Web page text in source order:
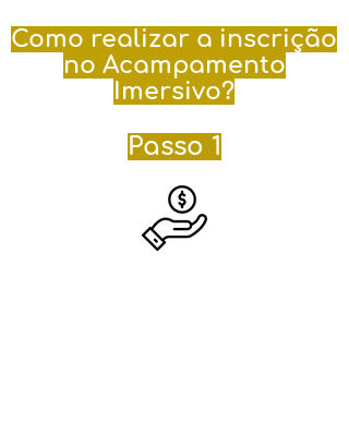
Como realizar a inscrição
no Acampamento
Imersivo?
Passo 1